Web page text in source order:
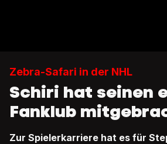
Zebra-Safari in der NHL
Schiri hat seinen
Fanklub
Zur Spielerkarriere hat es für